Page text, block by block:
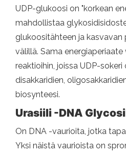
UDP-glukoosi on "korkean
mahdollistaa
glukoositähteen ja kasvavan
välillä. Sama
reaktioihin, joissa UDP-sokeri
disakkaridien,
biosynteesi.
Urasiili -DNA
On DNA -vaurioita, jotka
Yksi näistä vaurioista on